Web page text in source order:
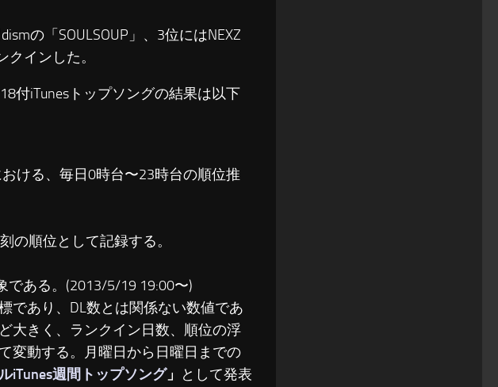
の「SOULSOUP」、3位にはNEXZ
クインした。
付iTunesトップソングの結果は以下
ける、毎日0時台〜23時台の順位推
の順位として記録する。
である。(2013/5/19 19:00〜)
であり、DL数とは関係ない数値であ
大きく、ランクイン日数、順位の浮
変動する。月曜日から日曜日までの
iTunes週間トップソング」 として発表